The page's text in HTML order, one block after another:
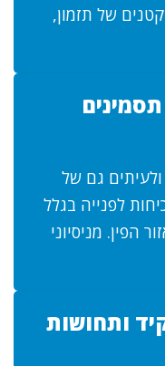
של תזמון,
גם של
לפנייה בגלל
הפין. מניסיוני
ותחושות